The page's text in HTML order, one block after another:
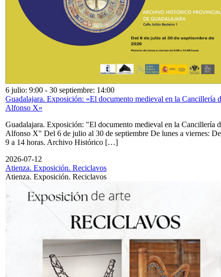
6 julio: 9:00 - 30 septiembre: 14:00
Guadalajara. Exposición: «El documento medieval en la Cancillería
Alfonso X»
Guadalajara. Exposición: "El documento medieval en la Cancillería
Alfonso X" Del 6 de julio al 30 de septiembre De lunes a viernes: De
9 a 14 horas. Archivo Histórico […]
2026-07-12
Atienza. Exposición. Reciclavos
Atienza. Exposición. Reciclavos